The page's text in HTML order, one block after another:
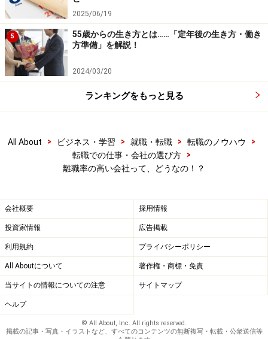
2025/06/19
5
55歳からの生き方とは……「定年後の生き方・働き
方準備」を解説！
2024/03/20
ランキングをもっと見る
All About > ビジネス・学習 > 就職・転職 > 転職のノウハウ
>
転職での仕事・会社の選び方
>
離職率の高い会社って、どうなの！？
会社概要 採用情報
投資家情報 広告掲載
利用規約 プライバシーポリシー
All Aboutについて 著作権・商標・免責
当サイトの情報についての注意 サイトマップ
ヘルプ
© All About, Inc. All rights reserved.
掲載の記事・写真・イラストなど、すべてのコンテンツの無断複写・転載・公衆送信等